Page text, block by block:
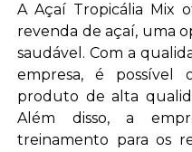
A Açaí Tropicália Mix
revenda de açaí, uma
saudável. Com a
empresa, é possível
produto de alta
Além disso, a
treinamento para os